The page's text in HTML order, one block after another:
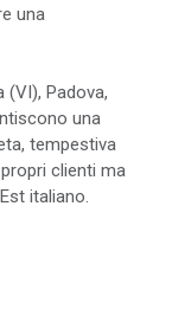
una
(VI), Padova,
una
tempestiva
clienti ma
italiano.